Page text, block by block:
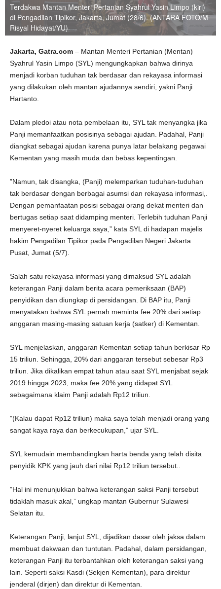
Terdakwa Mantan Menteri Pertanian Syahrul Yasin Limpo (kiri)
di Pengadilan Tipikor, Jakarta, Jumat (28/6). (ANTARA FOTO/M
Risyal Hidayat/YU)
Jakarta, Gatra.com – Mantan Menteri Pertanian (Mentan)
Syahrul Yasin Limpo (SYL) mengungkapkan bahwa dirinya
menjadi korban tuduhan tak berdasar dan rekayasa informasi
yang dilakukan oleh mantan ajudannya sendiri, yakni Panji
Hartanto.
Dalam pledoi atau nota pembelaan itu, SYL tak menyangka jika
Panji memanfaatkan posisinya sebagai ajudan. Padahal, Panji
diangkat sebagai ajudan karena punya latar belakang pegawai
Kementan yang masih muda dan bebas kepentingan.
”Namun, tak disangka, (Panji) melemparkan tuduhan-tuduhan
tak berdasar dengan berbagai asumsi dan rekayasa informasi,.
Dengan pemanfaatan posisi sebagai orang dekat menteri dan
bertugas setiap saat didamping menteri. Terlebih tuduhan Panji
menyeret-nyeret keluarga saya,” kata SYL di hadapan majelis
hakim Pengadilan Tipikor pada Pengadilan Negeri Jakarta
Pusat, Jumat (5/7).
Salah satu rekayasa informasi yang dimaksud SYL adalah
keterangan Panji dalam berita acara pemeriksaan (BAP)
penyidikan dan diungkap di persidangan. Di BAP itu, Panji
menyatakan bahwa SYL pernah meminta fee 20% dari setiap
anggaran masing-masing satuan kerja (satker) di Kementan.
SYL menjelaskan, anggaran Kementan setiap tahun berkisar Rp
15 triliun. Sehingga, 20% dari anggaran tersebut sebesar Rp3
triliun. Jika dikalikan empat tahun atau saat SYL menjabat sejak
2019 hingga 2023, maka fee 20% yang didapat SYL
sebagaimana klaim Panji adalah Rp12 triliun.
”(Kalau dapat Rp12 triliun) maka saya telah menjadi orang yang
sangat kaya raya dan berkecukupan,” ujar SYL.
SYL kemudain membandingkan harta benda yang telah disita
penyidik KPK yang jauh dari nilai Rp12 triliun tersebut..
”Hal ini menunjukkan bahwa keterangan saksi Panji tersebut
tidaklah masuk akal,” ungkap mantan Gubernur Sulawesi
Selatan itu.
Keterangan Panji, lanjut SYL, dijadikan dasar oleh jaksa dalam
membuat dakwaan dan tuntutan. Padahal, dalam persidangan,
keterangan Panji itu terbantahkan oleh keterangan saksi yang
lain. Seperti saksi Kasdi (Sekjen Kementan), para direktur
jenderal (dirjen) dan direktur di Kementan.